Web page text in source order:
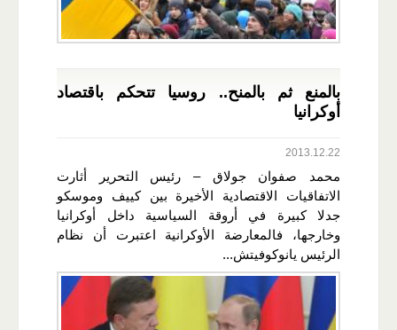
بالمنع ثم بالمنح.. روسيا تتحكم باقتصاد
أوكرانيا
2013.12.22
محمد صفوان جولاق – رئيس التحرير أثارت
الاتفاقيات الاقتصادية الأخيرة بين كييف وموسكو
جدلا كبيرة في أروقة السياسية داخل أوكرانيا
وخارجها، فالمعارضة الأوكرانية اعتبرت أن نظام
الرئيس يانوكوفيتش...